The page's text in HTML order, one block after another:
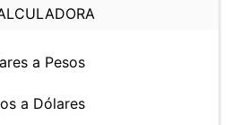
a Pesos
a Dólares